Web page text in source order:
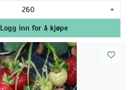
+
Logg inn for å kjøpe